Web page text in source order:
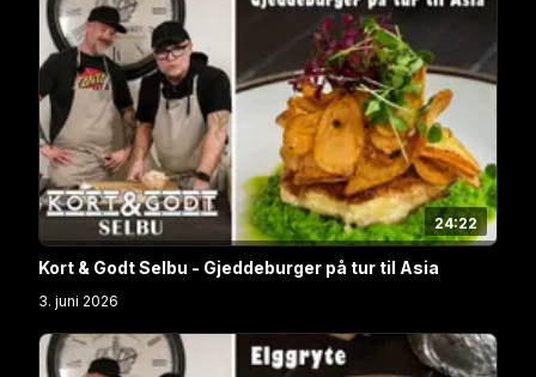
24:22
Kort & Godt Selbu - Gjeddeburger på tur til Asia
3. juni 2026